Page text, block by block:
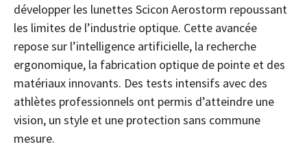
développer les lunettes Scicon Aerostorm repoussant
les limites de l’industrie optique. Cette avancée
repose sur l’intelligence artificielle, la recherche
ergonomique, la fabrication optique de pointe et des
matériaux innovants. Des tests intensifs avec des
athlètes professionnels ont permis d’atteindre une
vision, un style et une protection sans commune
mesure.